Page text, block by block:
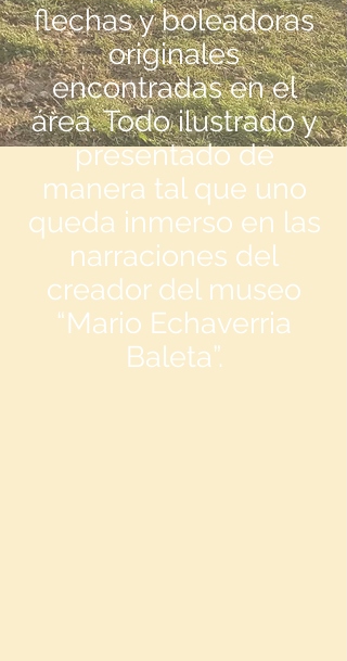
flechas y boleadoras
originales
encontradas en el
área. Todo ilustrado y
presentado de
manera tal que uno
queda inmerso en las
narraciones del
creador del museo
“Mario Echaverria
Baleta”.